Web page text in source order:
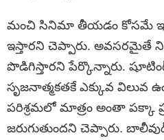
మంచి సినిమా తీయడం కోసమే
ఇస్తారని చెప్పారు. అవసరమైతే
పొడిగిస్తారని పేర్కొన్నారు.
సృజనాత్మకతకే ఎక్కువ విలువ
పరిశ్రమలో మాత్రం అంతా పక్కా
జరుగుతుందని చెప్పారు.